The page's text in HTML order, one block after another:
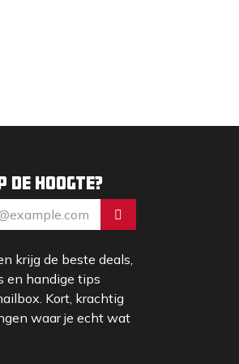
de hoogte?
krijg de beste deals,
en handige tips
Kort, krachtig
waar je echt wat